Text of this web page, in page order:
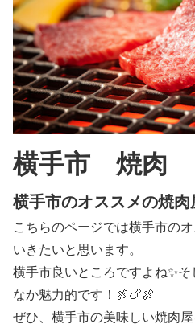
横手市 焼肉
横手市のオススメの焼肉
こちらのページでは横手市の
いきたいと思います。
横手市良いところですよね✨
なか魅力的です！🍖🍗🍖
ぜひ、横手市の美味しい焼肉